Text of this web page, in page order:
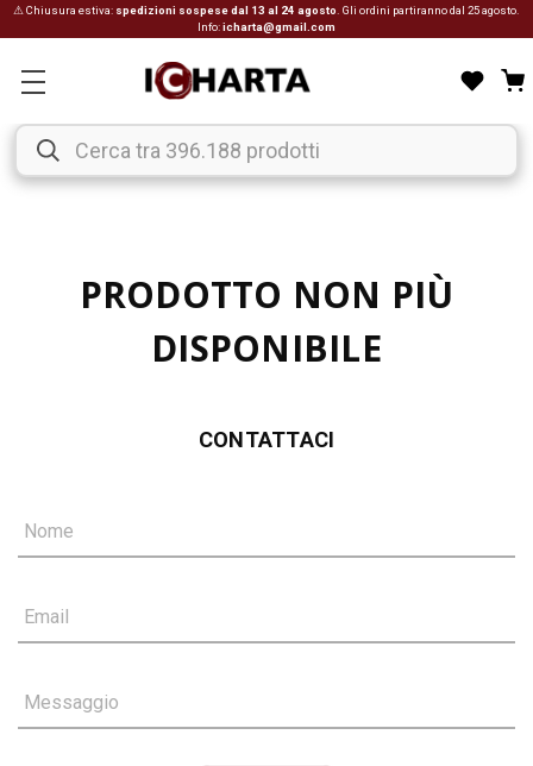
⚠ Chiusura estiva: spedizioni sospese dal 13 al 24 agosto . Gli ordini partiranno dal 25 agosto.
Info:icharta@gmail.com
PRODOTTO NON PIÙ
DISPONIBILE
CONTATTACI
Nome
Email
Messaggio